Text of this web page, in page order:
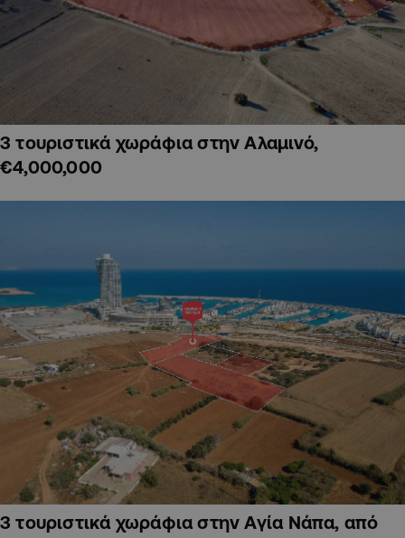
3 τουριστικά χωράφια στην Αλαμινό,
€4,000,000
3 τουριστικά χωράφια στην Αγία Νάπα, από